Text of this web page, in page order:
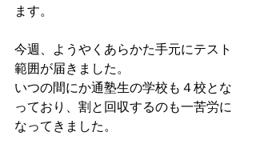
ます。
今週、ようやくあらかた手元にテスト
範囲が届きました。
いつの間にか通塾生の学校も４校とな
っており、割と回収するのも一苦労に
なってきました。